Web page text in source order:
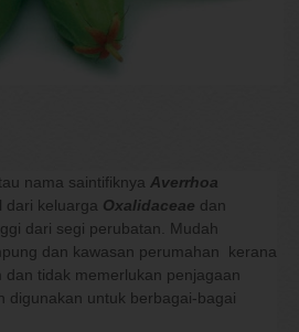
nama saintifiknya Averrhoa
dari keluarga Oxalidaceae dan
dari segi perubatan. Mudah
dan kawasan perumahan kerana
dan tidak memerlukan penjagaan
digunakan untuk berbagai-bagai